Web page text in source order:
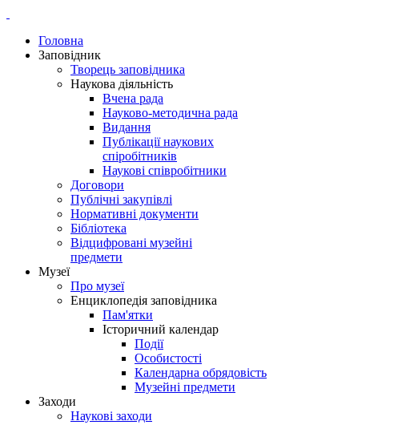
Головна
Заповідник
Творець заповідника
Наукова діяльність
Вчена рада
Науково-методична рада
Видання
Публікації наукових
спіробітників
Наукові співробітники
Договори
Публічні закупівлі
Нормативні документи
Бібліотека
Відцифровані музейні
предмети
Музеї
Про музеї
Енциклопедія заповідника
Пам'ятки
Історичний календар
Події
Особистості
Календарна обрядовість
Музейні предмети
Заходи
Наукові заходи